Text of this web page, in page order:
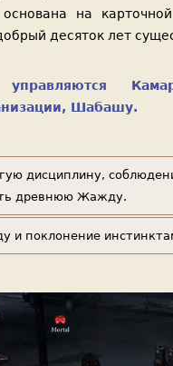
на
десяток лет
Шабашу.
дисциплину,
древнюю Жажду.
и поклонение